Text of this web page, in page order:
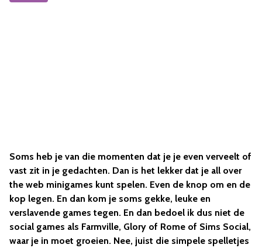
Soms heb je van die momenten dat je je even verveelt of
vast zit in je gedachten. Dan is het lekker dat je all over
the web minigames kunt spelen. Even de knop om en de
kop legen. En dan kom je soms gekke, leuke en
verslavende games tegen. En dan bedoel ik dus niet de
social games als Farmville, Glory of Rome of Sims Social,
waar je in moet groeien. Nee, juist die simpele spelletjes